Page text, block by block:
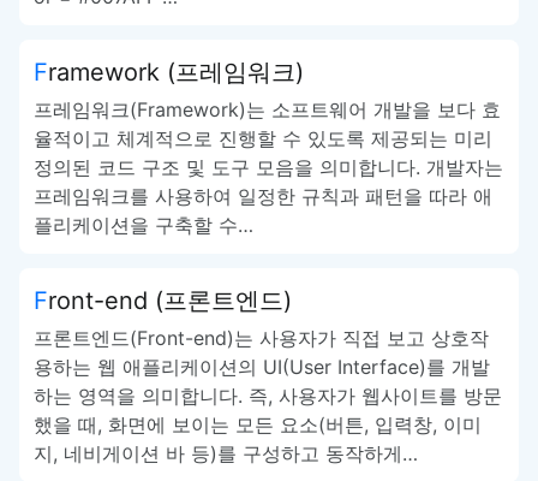
Framework (프레임워크)
프레임워크(Framework)는 소프트웨어 개발을 보다 효
율적이고 체계적으로 진행할 수 있도록 제공되는 미리
정의된 코드 구조 및 도구 모음을 의미합니다. 개발자는
프레임워크를 사용하여 일정한 규칙과 패턴을 따라 애
플리케이션을 구축할 수…
Front-end (프론트엔드)
프론트엔드(Front-end)는 사용자가 직접 보고 상호작
용하는 웹 애플리케이션의 UI(User Interface)를 개발
하는 영역을 의미합니다. 즉, 사용자가 웹사이트를 방문
했을 때, 화면에 보이는 모든 요소(버튼, 입력창, 이미
지, 네비게이션 바 등)를 구성하고 동작하게…